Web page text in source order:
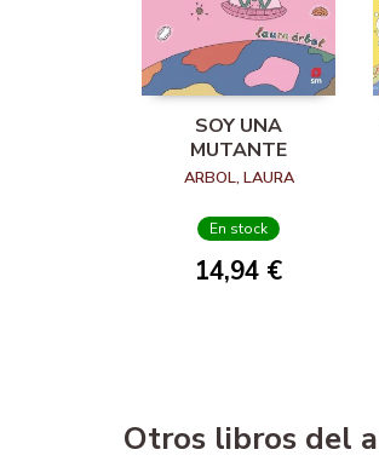
SOY UNA
MUTANTE
ARBOL, LAURA
En stock
14,94 €
Otros libros del